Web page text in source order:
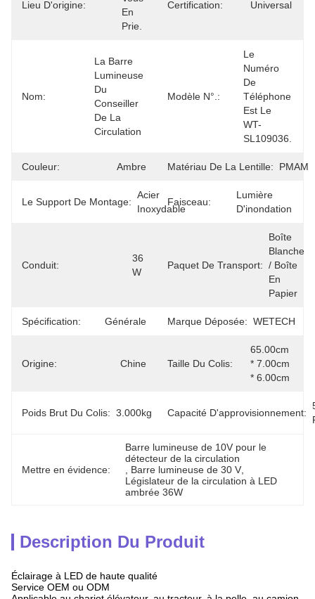
Lieu D'origine:
En
Prie.
Certification: Universal
Nom:
La Barre
Lumineuse
Du
Conseiller
De La
Circulation
Modèle N°.:
Le
Numéro
De
Téléphone
Est Le
WT-
SL109036.
Couleur: Ambre Matériau De La Lentille: PMAM
Le Support De Montage:
Acier
Inoxydable
Faisceau:
Lumière
D'inondation
Conduit:
36
W
Paquet De Transport:
Boîte
Blanche
/ Boîte
En
Papier
Spécification: Générale Marque Déposée: WETECH
Origine: Chine Taille Du Colis:
65.00cm
* 7.00cm
* 6.00cm
Poids Brut Du Colis: 3.000kg Capacité D'approvisionnement:
Mettre en évidence:
Barre lumineuse de 10V pour le
détecteur de la circulation
Barre lumineuse de 30 V
Législateur de la circulation à LED
ambrée 36W
Description Du Produit
Éclairage à LED de haute qualité
Service OEM ou ODM